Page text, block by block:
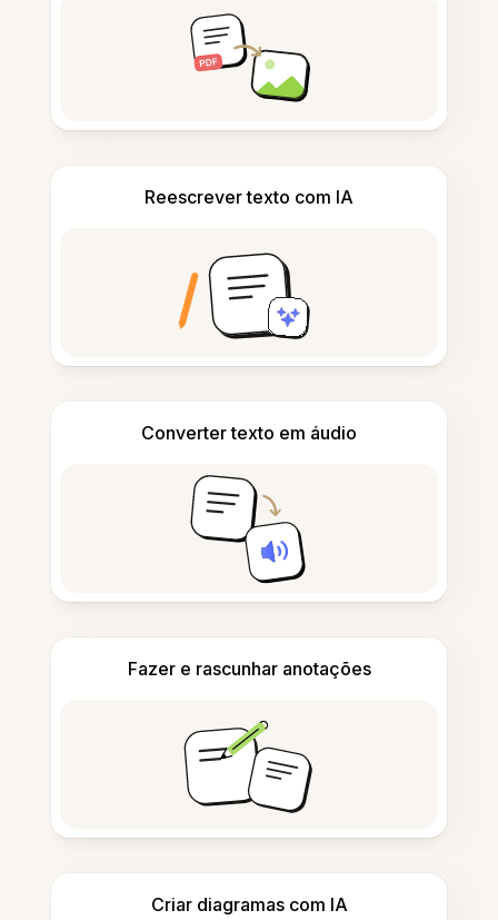
Reescrever texto com IA
Converter texto em áudio
Fazer e rascunhar anotações
Criar diagramas com IA